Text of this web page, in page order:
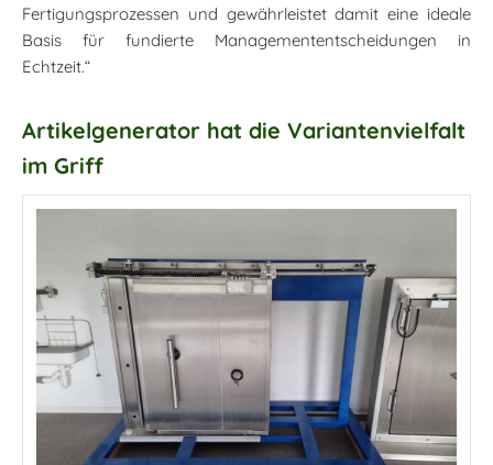
Fertigungsprozessen und gewährleistet damit eine ideale
Basis für fundierte Managemententscheidungen in
Echtzeit.“
Artikelgenerator hat die Variantenvielfalt
im Griff